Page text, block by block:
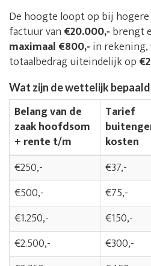
De hoogte loopt op bij
factuur van €20.000,- brengt
maximaal €800,- in
totaalbedrag uiteindelijk op
Wat zijn de wettelijk
Belang van de
zaak hoofdsom
+ rente t/m
Tarief
kosten
€250,-
€37,-
€500,-
€75,-
€1.250,-
€150,-
€2.500,-
€300,-